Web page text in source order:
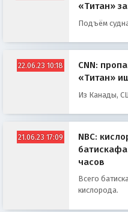
«Титан»
Подъём
22.06.23 10:18
CNN:
«Титан»
Из Канады,
21.06.23 17:09
NBC:
часов
Всего
кислорода.